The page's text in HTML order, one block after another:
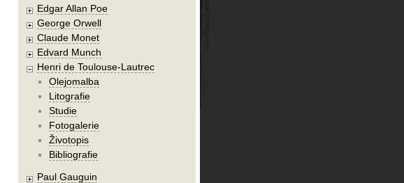
Edgar Allan Poe
George Orwell
Claude Monet
Edvard Munch
Henri de Toulouse-Lautrec
Olejomalba
Litografie
Studie
Fotogalerie
Životopis
Bibliografie
Paul Gauguin